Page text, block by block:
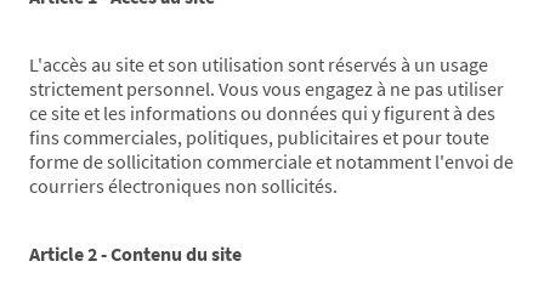
L'accès au site et son utilisation sont réservés à un usage
strictement personnel. Vous vous engagez à ne pas utiliser
ce site et les informations ou données qui y figurent à des
fins commerciales, politiques, publicitaires et pour toute
forme de sollicitation commerciale et notamment l'envoi de
courriers électroniques non sollicités.
Article 2 - Contenu du site